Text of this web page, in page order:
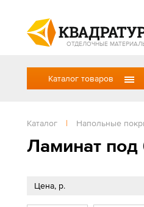
ОТДЕЛОЧНЫЕ
Каталог товаров
Каталог | Напольные
Ламинат под
Цена, р.